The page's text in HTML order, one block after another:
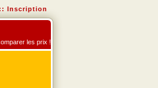
:: Inscription
les prix !